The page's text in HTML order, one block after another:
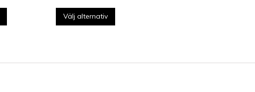
Välj alternativ